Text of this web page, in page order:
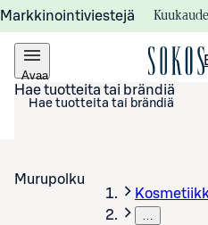
Markkinointiviestejä
Avaa
valikko
Hae tuotteita tai brändiä
Murupolku
…